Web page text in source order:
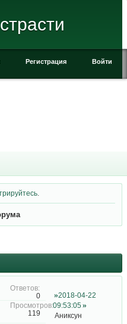
Регистрация Войти
0
119
2018-04-22
09:53:05
Аниксун